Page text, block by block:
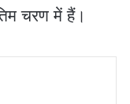
चरण में हैं।